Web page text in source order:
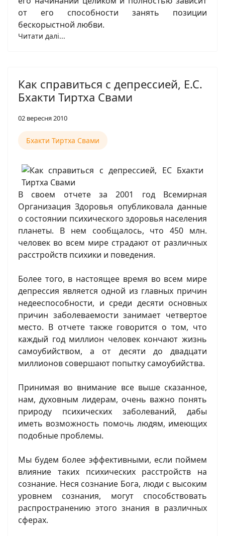
от его способности занять позиции
бескорыстной любви.
Читати далі...
Как справиться с депрессией, Е.С.
Бхакти Тиртха Свами
02 вересня 2010
Бхакти Тиртха Свами
В своем отчете за 2001 год Всемирная
Организация Здоровья опубликовала данные
о состоянии психического здоровья населения
планеты. В нем сообщалось, что 450 млн.
человек во всем мире страдают от различных
расстройств психики и поведения.
Более того, в настоящее время во всем мире
депрессия является одной из главных причин
недееспособности, и среди десяти основных
причин заболеваемости занимает четвертое
место. В отчете также говорится о том, что
каждый год миллион человек кончают жизнь
самоубийством, а от десяти до двадцати
миллионов совершают попытку самоубийства.
Принимая во внимание все выше сказанное,
нам, духовным лидерам, очень важно понять
природу психических заболеваний, дабы
иметь возможность помочь людям, имеющих
подобные проблемы.
Мы будем более эффективными, если поймем
влияние таких психических расстройств на
сознание. Неся сознание Бога, люди с высоким
уровнем сознания, могут способствовать
распространению этого знания в различных
сферах.